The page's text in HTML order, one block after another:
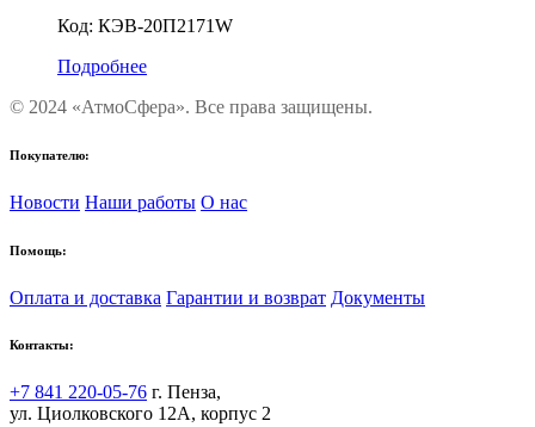
Код: КЭВ-20П2171W
Подробнее
© 2024 «АтмоСфера». Все права защищены.
Покупателю:
Новости Наши работы О нас
Помощь:
Оплата и доставка Гарантии и возврат Документы
Контакты:
+7 841 220-05-76 г. Пенза,
ул. Циолковского 12А, корпус 2